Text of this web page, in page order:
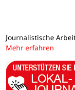
Journalistische
Mehr erfahren